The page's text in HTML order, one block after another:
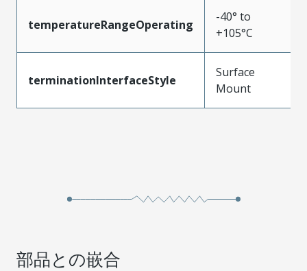
temperatureRangeOperating
-40° to
+105°C
terminationInterfaceStyle
Surface
Mount
部品との嵌合